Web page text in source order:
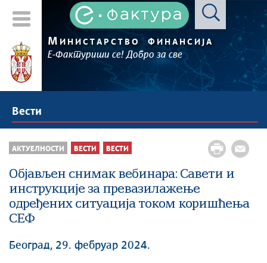
М ИНИСТАРСТВО ФИНАНСИЈА
Е-Фактуриши се! Добро за све
Вести
АКТУЕЛНОСТИ ВЕСТИ ВЕСТИ
Објављен снимак вебинара: Савети и
инструкције за превазилажење
одређених ситуација током коришћења
СЕФ
Београд, 29. фебруар 2024.